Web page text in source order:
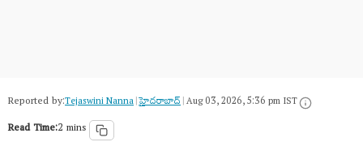
Reported by:Tejaswini Nanna|హైదరాబాద్​|Aug 03, 2026, 5:36 pm IST
Read Time:2 mins